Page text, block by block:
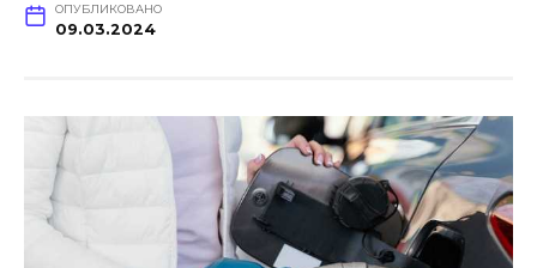
ОПУБЛИКОВАНО
09.03.2024